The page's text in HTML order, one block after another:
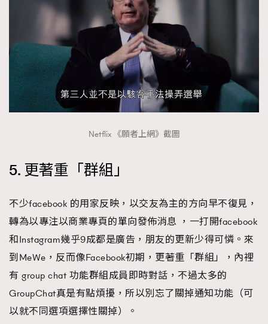
Netflix 《願者上網》截圖
5. 更著重「群組」
不少facebook 的用家反映，以交友為主的方向早不復見，
轉為以專注以商業專頁的單向發佈消息 ，一打開facebook
和Instagram幾乎9成都是廣告，朋友的更新少得可憐。來
到MeWe，反而像Facebook初期，更著重「群組」，內裡
有 group chat 功能群組成員即時對話，不過太多的
GroupChat真是有點煩擾，所以別忘了關掉通知功能（可
以就不同選項選擇性關掉）。